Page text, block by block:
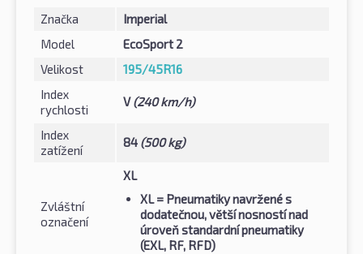
Značka
Imperial
Model
EcoSport 2
Velikost
195/45R16
Index
rychlosti
V(240 km/h)
Index
zatížení
84 (500 kg)
Zvláštní
označení
XL
XL= Pneumatiky navržené s
dodatečnou, větší nosností nad
úroveň standardní pneumatiky
(EXL, RF, RFD)